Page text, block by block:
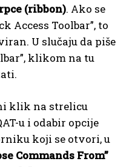
(ribbon). Ako se
Access Toolbar”, to
U slučaju da piše
klikom na tu
klik na strelicu
u i odabir opcije
koji se otvori, u
Commands From”